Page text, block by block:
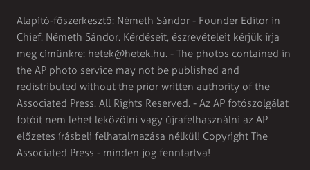
Alapító-főszerkesztő: Németh Sándor - Founder Editor in
Chief: Németh Sándor. Kérdéseit, észrevételeit kérjük írja
meg címünkre: hetek@hetek.hu. - The photos contained in
the AP photo service may not be published and
redistributed without the prior written authority of the
Associated Press. All Rights Reserved. - Az AP fotószolgálat
fotóit nem lehet leközölni vagy újrafelhasználni az AP
előzetes írásbeli felhatalmazása nélkül! Copyright The
Associated Press - minden jog fenntartva!